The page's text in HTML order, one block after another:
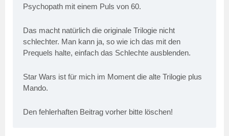
Psychopath mit einem Puls von 60.
Das macht natürlich die originale Trilogie nicht
schlechter. Man kann ja, so wie ich das mit den
Prequels halte, einfach das Schlechte ausblenden.
Star Wars ist für mich im Moment die alte Trilogie plus
Mando.
Den fehlerhaften Beitrag vorher bitte löschen!